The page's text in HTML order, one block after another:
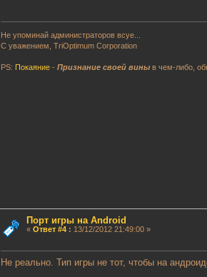
Не упоминай администраторов всуе...
С уважением, TriOptimum Corporation
PS: Покаяние -Признание своей вины в чем-либо,
Порт игры на Android
« Ответ #4: 13/12/2012 21:49:00 »
Не реально. Тип игры не тот, чтобы на